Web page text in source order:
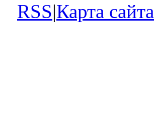
RSS|Карта сайта